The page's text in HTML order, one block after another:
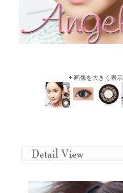
+ 画像を大きく表示